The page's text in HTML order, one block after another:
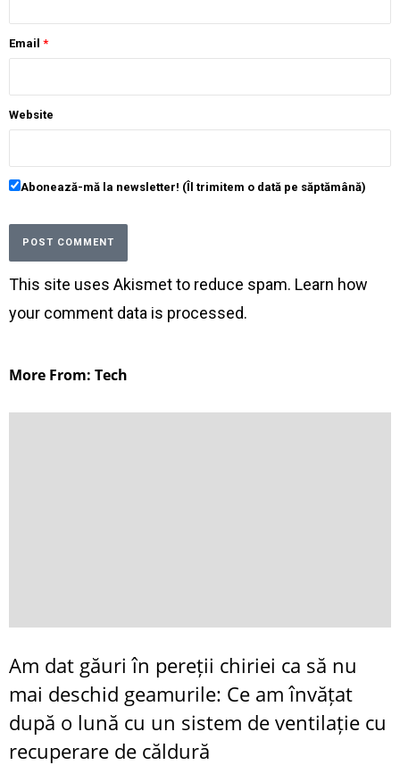
Email *
Website
Abonează-mă la newsletter! (Îl trimitem o dată pe săptămână)
This site uses Akismet to reduce spam. Learn how
your comment data is processed.
More From: Tech
Am dat găuri în pereții chiriei ca să nu
mai deschid geamurile: Ce am învățat
după o lună cu un sistem de ventilație cu
recuperare de căldură